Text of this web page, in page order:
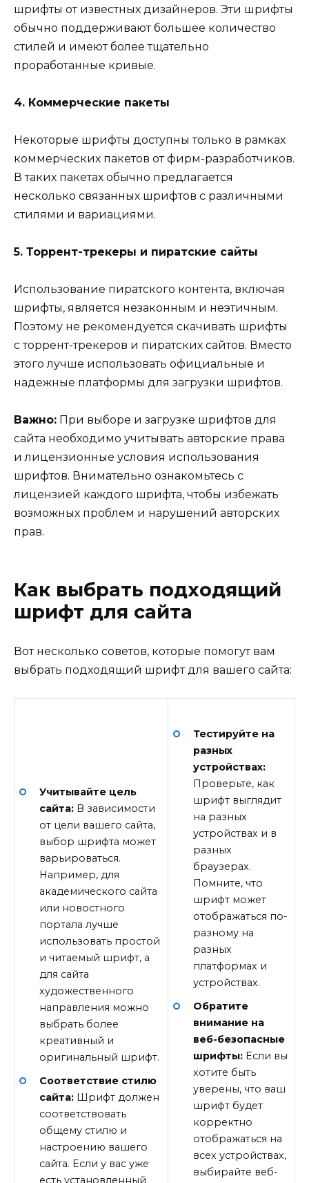
шрифты от известных дизайнеров. Эти шрифты
обычно поддерживают большее количество
стилей и имеют более тщательно
проработанные кривые.
4. Коммерческие пакеты
Некоторые шрифты доступны только в рамках
коммерческих пакетов от фирм-разработчиков.
В таких пакетах обычно предлагается
несколько связанных шрифтов с различными
стилями и вариациями.
5. Торрент-трекеры и пиратские сайты
Использование пиратского контента, включая
шрифты, является незаконным и неэтичным.
Поэтому не рекомендуется скачивать шрифты
с торрент-трекеров и пиратских сайтов. Вместо
этого лучше использовать официальные и
надежные платформы для загрузки шрифтов.
Важно: При выборе и загрузке шрифтов для
сайта необходимо учитывать авторские права
и лицензионные условия использования
шрифтов. Внимательно ознакомьтесь с
лицензией каждого шрифта, чтобы избежать
возможных проблем и нарушений авторских
прав.
Как выбрать подходящий
шрифт для сайта
Вот несколько советов, которые помогут вам
выбрать подходящий шрифт для вашего сайта:
Учитывайте цель
сайта:В зависимости
от цели вашего сайта,
выбор шрифта может
варьироваться.
Например, для
академического сайта
или новостного
портала лучше
использовать простой
и читаемый шрифт, а
для сайта
художественного
направления можно
выбрать более
креативный и
оригинальный шрифт.
Соответствие стилю
сайта:Шрифт должен
соответствовать
общему стилю и
настроению вашего
сайта. Если у вас уже
есть установленный
Тестируйте на
разных
устройствах:
Проверьте, как
шрифт выглядит
на разных
устройствах и в
разных
браузерах.
Помните, что
шрифт может
отображаться по-
разному на
разных
платформах и
устройствах.
Обратите
внимание на
веб-безопасные
шрифты:Если вы
хотите быть
уверены, что ваш
шрифт будет
корректно
отображаться на
всех устройствах,
выбирайте веб-